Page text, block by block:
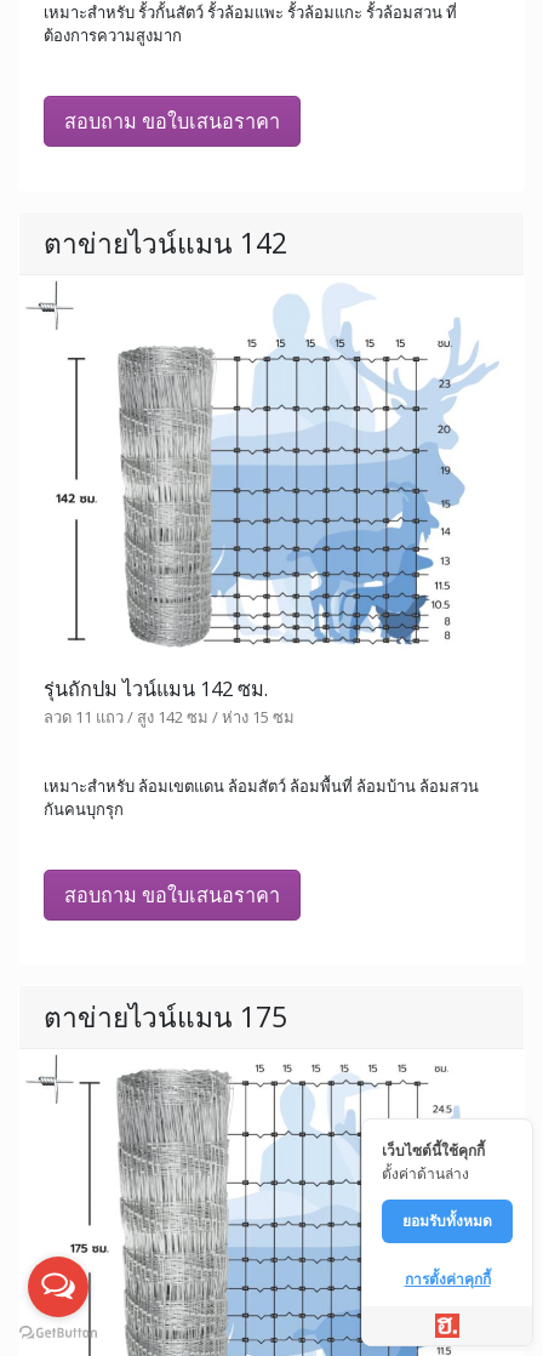
เหมาะสำหรับ รั้วกั้นสัตว์ รั้วล้อมแพะ รั้วล้อมแกะ รั้วล้อมสวน ที่
ต้องการความสูงมาก
สอบถาม ขอใบเสนอราคา
ตาข่ายไวน์แมน 142
รุ่นถักปม ไวน์แมน 142 ซม.
ลวด 11 แถว / สูง 142 ซม / ห่าง 15 ซม
เหมาะสำหรับ ล้อมเขตแดน ล้อมสัตว์ ล้อมพื้นที่ ล้อมบ้าน ล้อมสวน
กันคนบุกรุก
สอบถาม ขอใบเสนอราคา
ตาข่ายไวน์แมน 175
เว็บไซต์นี้ใช้คุกกี้
ตั้งค่าด้านล่าง
ยอมรับทั้งหมด
การตั้งค่าคุกกี้